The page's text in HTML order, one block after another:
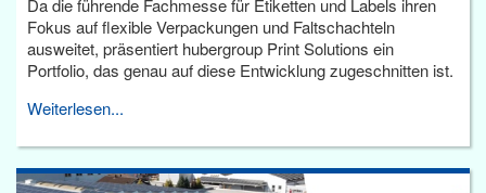
Fokus auf flexible Verpackungen und Faltschachteln
ausweitet, präsentiert hubergroup Print Solutions ein
Portfolio, das genau auf diese Entwicklung zugeschnitten ist.
Weiterlesen...